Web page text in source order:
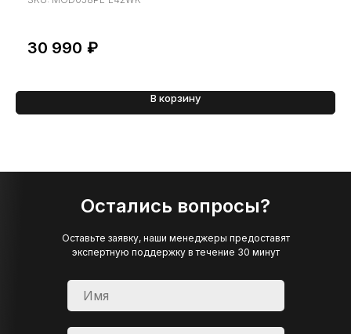
30 990 ₽
В корзину
Остались вопросы?
Оставьте заявку, наши менеджеры предоставят
экспертную поддержку в течение 30 минут